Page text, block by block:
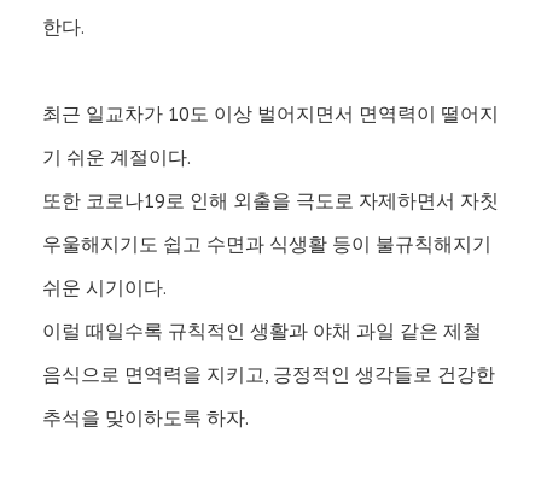
한다.
최근 일교차가 10도 이상 벌어지면서 면역력이 떨어지
기 쉬운 계절이다.
또한 코로나19로 인해 외출을 극도로 자제하면서 자칫
우울해지기도 쉽고 수면과 식생활 등이 불규칙해지기
쉬운 시기이다.
이럴 때일수록 규칙적인 생활과 야채 과일 같은 제철
음식으로 면역력을 지키고, 긍정적인 생각들로 건강한
추석을 맞이하도록 하자.